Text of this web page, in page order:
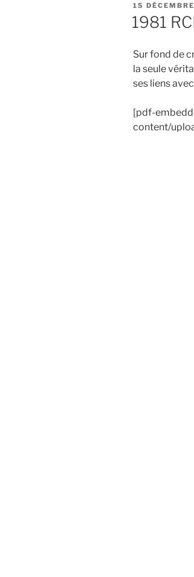
PUBLIÉ
LE
15
1981
Sur fond de
la seule
ses liens
[pdf-
content/